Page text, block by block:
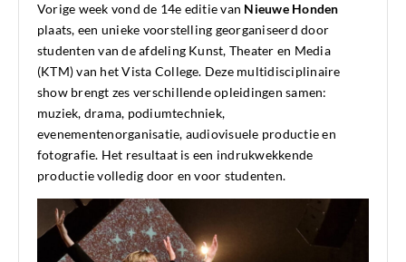
Vorige week vond de 14e editie van Nieuwe Honden
plaats, een unieke voorstelling georganiseerd door
studenten van de afdeling Kunst, Theater en Media
(KTM) van het Vista College. Deze multidisciplinaire
show brengt zes verschillende opleidingen samen:
muziek, drama, podiumtechniek,
evenementenorganisatie, audiovisuele productie en
fotografie. Het resultaat is een indrukwekkende
productie volledig door en voor studenten.